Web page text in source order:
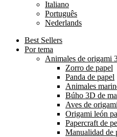
Italiano
Português
Nederlands
Best Sellers
Por tema
Animales de origami
Zorro de papel
Panda de papel
Animales
Búho 3D de
Aves de origami
Origami león
Papercraft de
Manualidad de